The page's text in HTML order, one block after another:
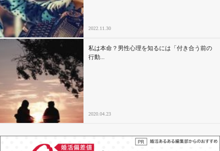
2022.11.30
私は本命？男性心理を知るには「付き合う前の
行動...
2020.04.23